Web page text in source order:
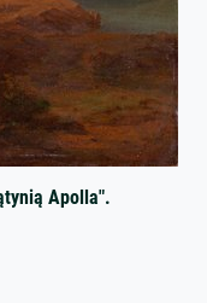
Apolla".